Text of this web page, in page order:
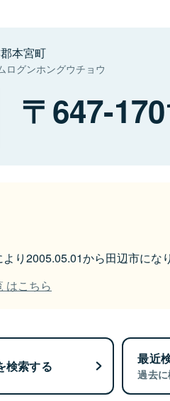
本宮町
ログンホングウチョウ
647-
り2005.05.01から田辺市にな
はこちら
検索する 最近
過去に